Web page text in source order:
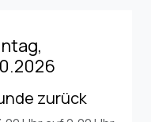
zurück